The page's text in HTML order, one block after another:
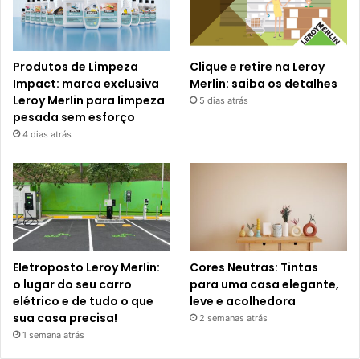
Produtos de Limpeza
Impact: marca exclusiva
Leroy Merlin para limpeza
pesada sem esforço
4 dias atrás
Clique e retire na Leroy
Merlin: saiba os detalhes
5 dias atrás
Eletroposto Leroy Merlin:
o lugar do seu carro
elétrico e de tudo o que
sua casa precisa!
1 semana atrás
Cores Neutras: Tintas
para uma casa elegante,
leve e acolhedora
2 semanas atrás